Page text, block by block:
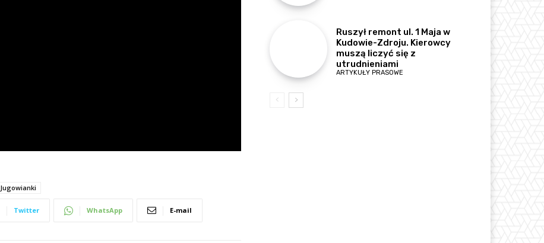
Jugowianki
Twitter WhatsApp E-mail
Ruszył remont ul. 1 Maja w
Kudowie-Zdroju. Kierowcy
muszą liczyć się z
utrudnieniami
ARTYKUŁY PRASOWE